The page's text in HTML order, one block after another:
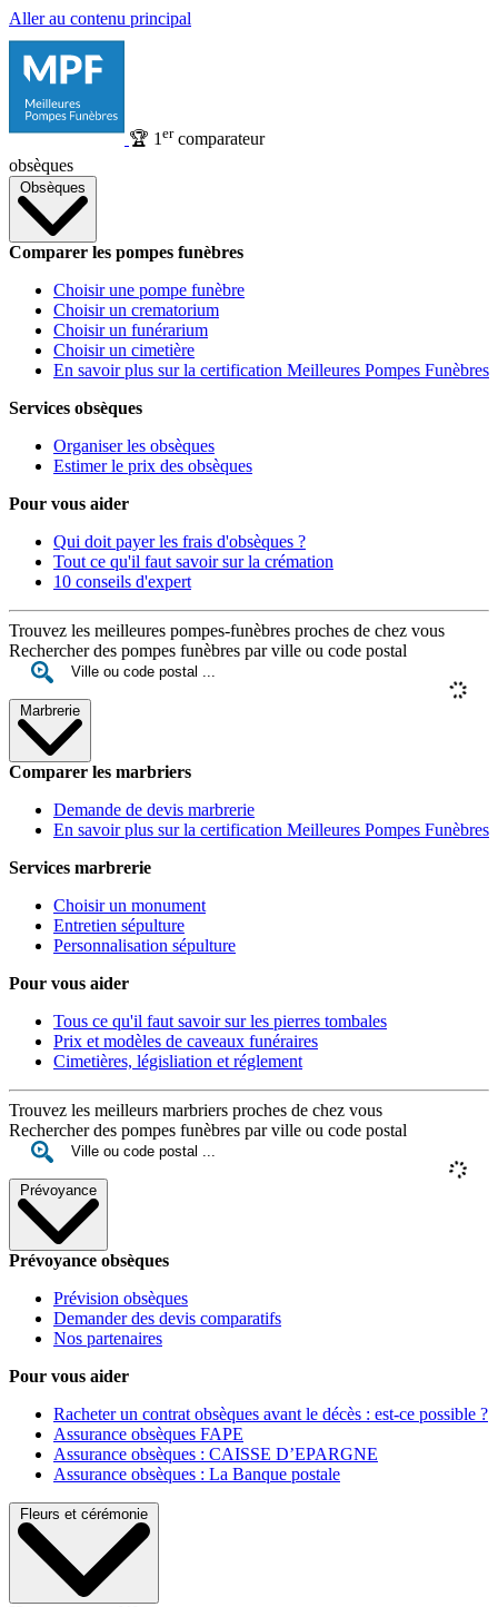
Aller au contenu principal
🏆 1 ercomparateur
obsèques
Obsèques
Comparer les pompes funèbres
Choisir une pompe funèbre
Choisir un crematorium
Choisir un funérarium
Choisir un cimetière
En savoir plus sur la certification Meilleures Pompes Funèbres
Services obsèques
Organiser les obsèques
Estimer le prix des obsèques
Pour vous aider
Qui doit payer les frais d'obsèques ?
Tout ce qu'il faut savoir sur la crémation
10 conseils d'expert
Trouvez les meilleures pompes-funèbres proches de chez vous
Rechercher des pompes funèbres par ville ou code postal
Marbrerie
Comparer les marbriers
Demande de devis marbrerie
En savoir plus sur la certification Meilleures Pompes Funèbres
Services marbrerie
Choisir un monument
Entretien sépulture
Personnalisation sépulture
Pour vous aider
Tous ce qu'il faut savoir sur les pierres tombales
Prix et modèles de caveaux funéraires
Cimetières, législiation et réglement
Trouvez les meilleurs marbriers proches de chez vous
Rechercher des pompes funèbres par ville ou code postal
Prévoyance
Prévoyance obsèques
Prévision obsèques
Demander des devis comparatifs
Nos partenaires
Pour vous aider
Racheter un contrat obsèques avant le décès : est-ce possible ?
Assurance obsèques FAPE
Assurance obsèques : CAISSE D’EPARGNE
Assurance obsèques : La Banque postale
Fleurs et cérémonie